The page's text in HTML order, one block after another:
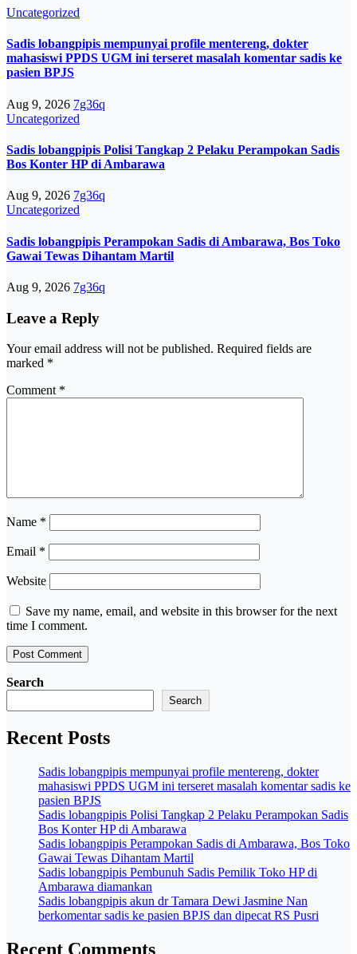
Uncategorized
Sadis lobangpipis mempunyai profile mentereng, dokter
mahasiswi PPDS UGM ini terseret masalah komentar sadis ke
pasien BPJS
Aug 9, 2026 7g36q
Uncategorized
Sadis lobangpipis Polisi Tangkap 2 Pelaku Perampokan Sadis
Bos Konter HP di Ambarawa
Aug 9, 2026 7g36q
Uncategorized
Sadis lobangpipis Perampokan Sadis di Ambarawa, Bos Toko
Gawai Tewas Dihantam Martil
Aug 9, 2026 7g36q
Leave a Reply
Your email address will not be published. Required fields are
marked *
Comment *
Name *
Email *
Website
Save my name, email, and website in this browser for the next
time I comment.
Search
Search
Recent Posts
Sadis lobangpipis mempunyai profile mentereng, dokter
mahasiswi PPDS UGM ini terseret masalah komentar sadis ke
pasien BPJS
Sadis lobangpipis Polisi Tangkap 2 Pelaku Perampokan Sadis
Bos Konter HP di Ambarawa
Sadis lobangpipis Perampokan Sadis di Ambarawa, Bos Toko
Gawai Tewas Dihantam Martil
Sadis lobangpipis Pembunuh Sadis Pemilik Toko HP di
Ambarawa diamankan
Sadis lobangpipis akun dr Tamara Dewi Jasmine Nan
berkomentar sadis ke pasien BPJS dan dipecat RS Pusri
Recent Comments